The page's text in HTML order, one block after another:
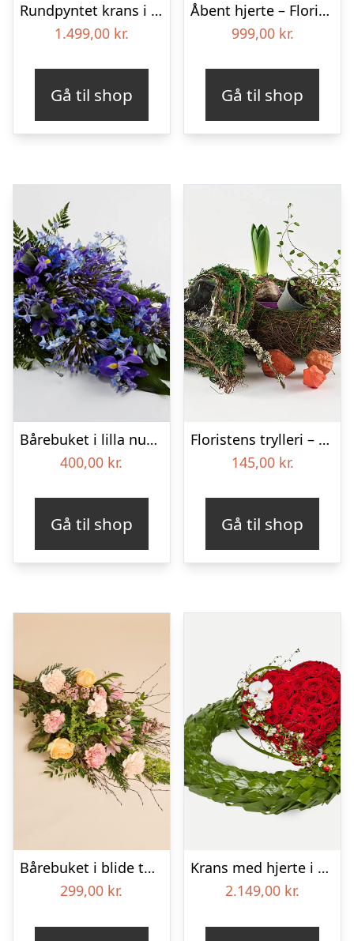
Rundpyntet krans i klassisk stil – pink
1.499,00 kr.
Gå til shop
Åbent hjerte – Floristens kreative valg
999,00 kr.
Gå til shop
Bårebuket i lilla nuancer – Blomster til begravelse
400,00 kr.
Gå til shop
Floristens trylleri – gravpynt – Blomster til begravelse
145,00 kr.
Gå til shop
Bårebuket i blide toner
299,00 kr.
Krans med hjerte i klassisk stil – rød og hvid
2.149,00 kr.